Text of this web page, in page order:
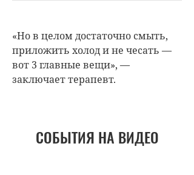
«Но в целом достаточно смыть,
приложить холод и не чесать —
вот 3 главные вещи», —
заключает терапевт.
СОБЫТИЯ НА ВИДЕО